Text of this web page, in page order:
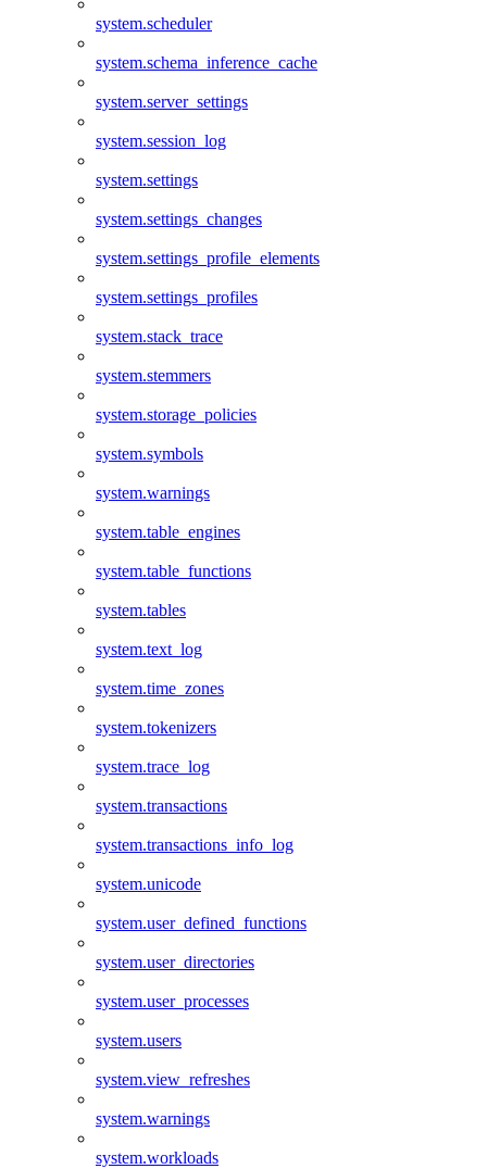
system.scheduler
system.schema_inference_cache
system.server_settings
system.session_log
system.settings
system.settings_changes
system.settings_profile_elements
system.settings_profiles
system.stack_trace
system.stemmers
system.storage_policies
system.symbols
system.warnings
system.table_engines
system.table_functions
system.tables
system.text_log
system.time_zones
system.tokenizers
system.trace_log
system.transactions
system.transactions_info_log
system.unicode
system.user_defined_functions
system.user_directories
system.user_processes
system.users
system.view_refreshes
system.warnings
system.workloads